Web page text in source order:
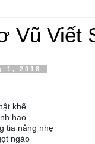
Vũ Viết
1, 2018
khẽ
hao
tia nắng nhẹ
ngào